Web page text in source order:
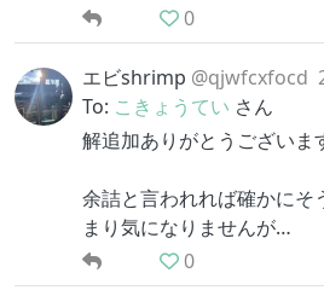
0
エビshrimp @qjwfcxfocd
To: こきょうてい さん
解追加ありがとうございま
余詰と言われれば確かにそ
まり気になりませんが…
0